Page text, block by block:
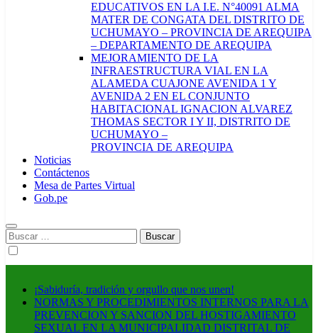
EDUCATIVOS EN LA I.E. N°40091 ALMA
MATER DE CONGATA DEL DISTRITO DE
UCHUMAYO – PROVINCIA DE AREQUIPA
– DEPARTAMENTO DE AREQUIPA
MEJORAMIENTO DE LA
INFRAESTRUCTURA VIAL EN LA
ALAMEDA CUAJONE AVENIDA 1 Y
AVENIDA 2 EN EL CONJUNTO
HABITACIONAL IGNACION ALVAREZ
THOMAS SECTOR I Y II, DISTRITO DE
UCHUMAYO –
PROVINCIA DE AREQUIPA
Noticias
Contáctenos
Mesa de Partes Virtual
Gob.pe
Buscar:
¡Sabiduría, tradición y orgullo que nos unen!
NORMAS Y PROCEDIMIENTOS INTERNOS PARA LA
PREVENCION Y SANCION DEL HOSTIGAMIENTO
SEXUAL EN LA MUNICIPALIDAD DISTRITAL DE